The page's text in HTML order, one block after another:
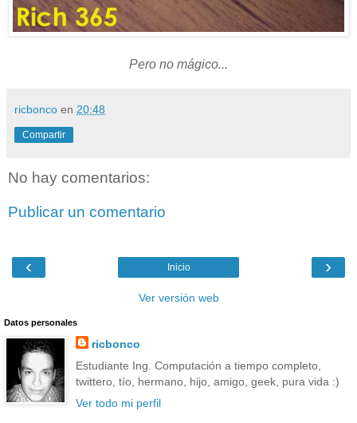
Pero no mágico...
ricbonco en 20:48
Compartir
No hay comentarios:
Publicar un comentario
‹ ›
Inicio
Ver versión web
Datos personales
ricbonco
Estudiante Ing. Computación a tiempo completo,
twittero, tío, hermano, hijo, amigo, geek, pura vida :)
Ver todo mi perfil